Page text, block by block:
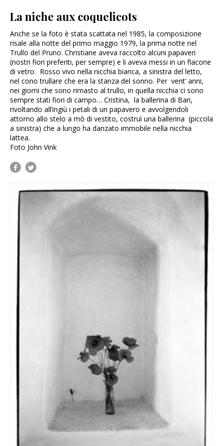
La niche aux coquelicots
Anche se la foto è stata scattata nel 1985, la composizione
risale alla notte del primo maggio 1979, la prima notte nel
Trullo del Pruno. Christiane aveva raccolto alcuni papaveri
(nostri fiori preferiti, per sempre) e li aveva messi in un flacone
di vetro. Rosso vivo nella nicchia bianca, a sinistra del letto,
nel cono trullare che era la stanza del sonno. Per vent’ anni,
nei giorni che sono rimasto al trullo, in quella nicchia ci sono
sempre stati fiori di campo… Cristina, la ballerina di Bari,
rivoltando all’ingiù i petali di un papavero e avvolgendoli
attorno allo stelo a mò di vestito, costruì una ballerina (piccola
a sinistra) che a lungo ha danzato immobile nella nicchia
lattea.
Foto John Vink